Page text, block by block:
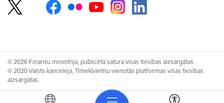
© 2026 Finanšu ministrija, publicētā satura visas tiesības aizsargātas.
© 2020 Valsts kanceleja, Tīmekļvietņu vienotās platformas visas tiesības
aizsargātas.